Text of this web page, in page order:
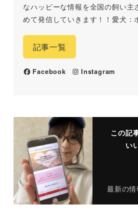
なハッピーな情報を全国の飼い主
めて発信していきます！！愛犬：
記事一覧
Facebook Instagram
この記
い
最新の